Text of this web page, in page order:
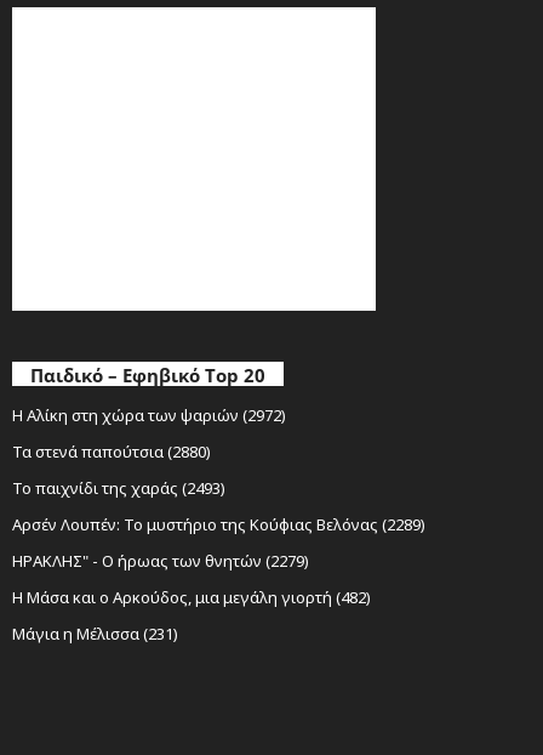
Παιδικό – Εφηβικό Top 20
Η Αλίκη στη χώρα των ψαριών (2972)
Τα στενά παπούτσια (2880)
Το παιχνίδι της χαράς (2493)
Αρσέν Λουπέν: Το μυστήριο της Κούφιας Βελόνας (2289)
ΗΡΑΚΛΗΣ" - Ο ήρωας των θνητών (2279)
Η Μάσα και ο Αρκούδος, μια μεγάλη γιορτή (482)
Μάγια η Μέλισσα (231)